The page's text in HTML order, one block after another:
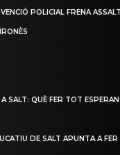
POLICIAL FRENA
SALT: QUÈ FER TOT
DE SALT APUNTA A